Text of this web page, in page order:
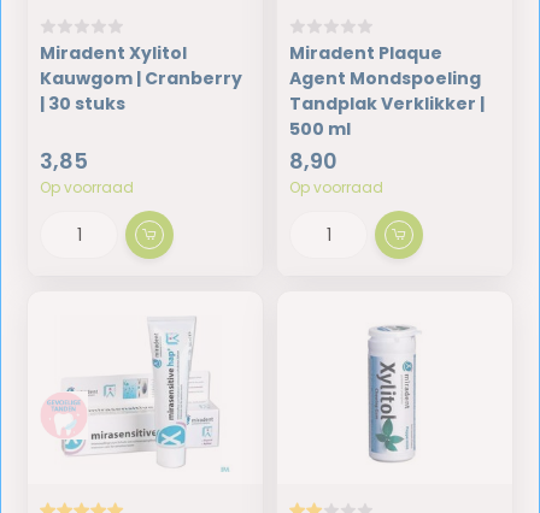
Miradent Xylitol
Kauwgom | Cranberry
| 30 stuks
3,85
Op voorraad
Miradent Plaque
Agent Mondspoeling
Tandplak Verklikker |
500 ml
8,90
Op voorraad